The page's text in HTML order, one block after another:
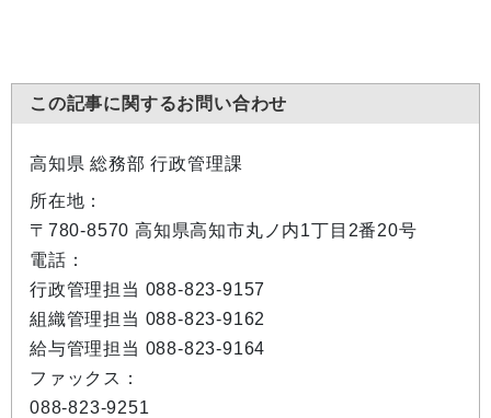
この記事に関するお問い合わせ
高知県 総務部 行政管理課
所在地：
〒780-8570 高知県高知市丸ノ内1丁目2番20号
電話：
行政管理担当 088-823-9157
組織管理担当 088-823-9162
給与管理担当 088-823-9164
ファックス：
088-823-9251